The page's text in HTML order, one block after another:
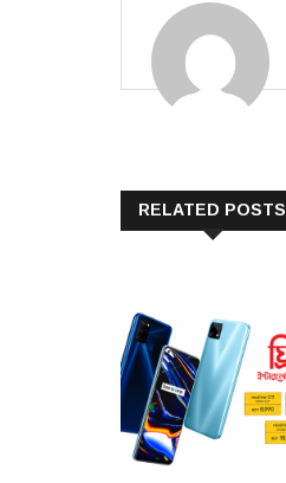
RELATED POSTS